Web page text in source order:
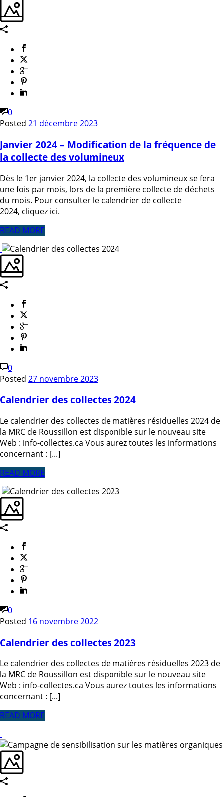
0
Posted 21 décembre 2023
Janvier 2024 – Modification de la fréquence de
la collecte des volumineux
Dès le 1er janvier 2024, la collecte des volumineux se fera
une fois par mois, lors de la première collecte de déchets
du mois. Pour consulter le calendrier de collecte
2024, cliquez ici.
READ MORE
0
Posted 27 novembre 2023
Calendrier des collectes 2024
Le calendrier des collectes de matières résiduelles 2024 de
la MRC de Roussillon est disponible sur le nouveau site
Web : info-collectes.ca Vous aurez toutes les informations
concernant : [...]
READ MORE
0
Posted 16 novembre 2022
Calendrier des collectes 2023
Le calendrier des collectes de matières résiduelles 2023 de
la MRC de Roussillon est disponible sur le nouveau site
Web : info-collectes.ca Vous aurez toutes les informations
concernant : [...]
READ MORE